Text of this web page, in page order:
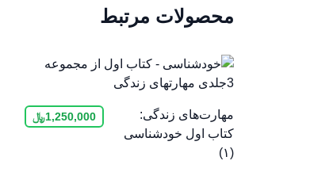
محصولات مرتبط
مهارت‌های زندگی:
کتاب اول خودشناسی
(۱)
1,250,000﷼